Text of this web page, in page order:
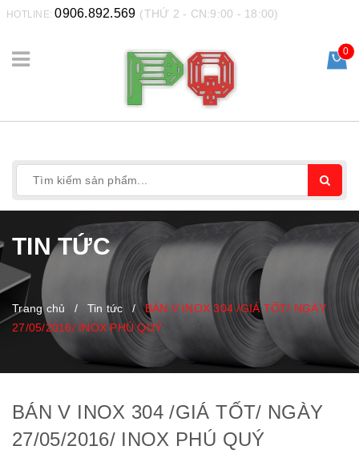
HOTLINE:0906.892.569 (THỨ 2 - CN:9:00 - 18:00)
0
TIN TỨC
Trang chủ / Tin tức /
BÁN V INOX 304 /GIÁ TỐT/ NGÀY
27/05/2016/ INOX PHÚ QUÝ
BÁN V INOX 304 /GIÁ TỐT/ NGÀY
27/05/2016/ INOX PHÚ QUÝ